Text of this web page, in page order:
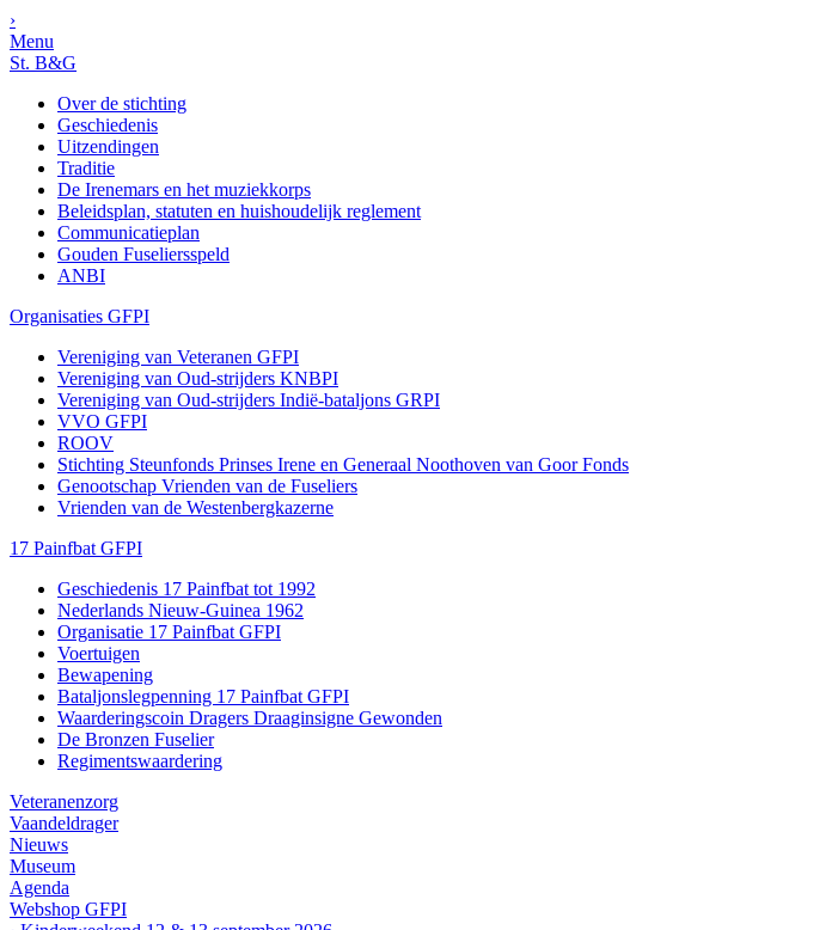
›
Menu
St. B&G
Over de stichting
Geschiedenis
Uitzendingen
Traditie
De Irenemars en het muziekkorps
Beleidsplan, statuten en huishoudelijk reglement
Communicatieplan
Gouden Fuseliersspeld
ANBI
Organisaties GFPI
Vereniging van Veteranen GFPI
Vereniging van Oud-strijders KNBPI
Vereniging van Oud-strijders Indië-bataljons GRPI
VVO GFPI
ROOV
Stichting Steunfonds Prinses Irene en Generaal Noothoven van Goor Fonds
Genootschap Vrienden van de Fuseliers
Vrienden van de Westenbergkazerne
17 Painfbat GFPI
Geschiedenis 17 Painfbat tot 1992
Nederlands Nieuw-Guinea 1962
Organisatie 17 Painfbat GFPI
Voertuigen
Bewapening
Bataljonslegpenning 17 Painfbat GFPI
Waarderingscoin Dragers Draaginsigne Gewonden
De Bronzen Fuselier
Regimentswaardering
Veteranenzorg
Vaandeldrager
Nieuws
Museum
Agenda
Webshop GFPI